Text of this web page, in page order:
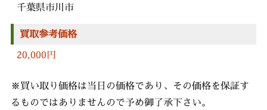
千葉県市川市
買取参考価格
20,000円
※買い取り価格は当日の価格であり、その価格を保証す
るものではありませんので予め御了承下さい。